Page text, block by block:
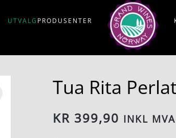
UTVALG PRODUSENTER
Tua Rita
KR 399,90 INKL MVA